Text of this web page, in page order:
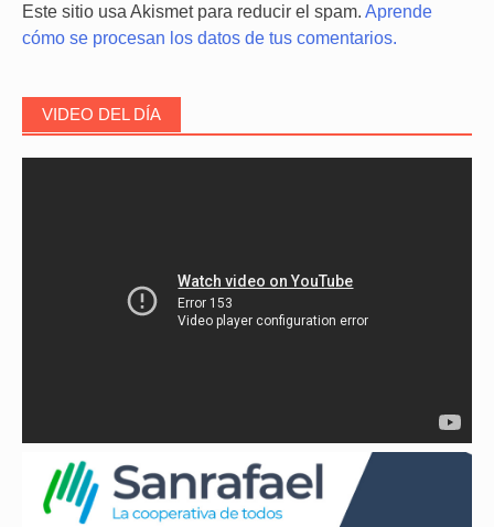
Este sitio usa Akismet para reducir el spam. Aprende
cómo se procesan los datos de tus comentarios.
VIDEO DEL DÍA